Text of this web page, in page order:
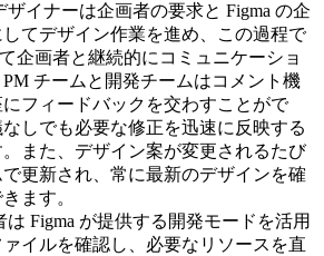
ザイナーは企画者の要求と Figma の企
てデザイン作業を進め、この過程で
企画者と継続的にコミュニケーショ
チームと開発チームはコメント機
フィードバックを交わすことがで
しでも必要な修正を迅速に反映する
また、デザイン案が変更されるたび
更新され、常に最新のデザインを確
ます。
Figma が提供する開発モードを活用
イルを確認し、必要なリソースを直